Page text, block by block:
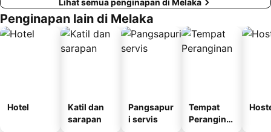
Lihat semua penginapan di Melaka
Penginapan lain di Melaka
Hotel
Katil dan
sarapan
Pangsapur
i servis
Tempat
Perangina